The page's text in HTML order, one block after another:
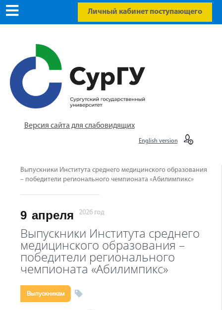
Личный кабинет поступающего
Версия сайта для слабовидящих
English version
Выпускники Института среднего медицинского образования
– победители регионального чемпионата «Абилимпикс»
9 апреля 2026 год
Выпускники Института среднего
медицинского образования –
победители регионального
чемпионата «Абилимпикс»
Выпускникам